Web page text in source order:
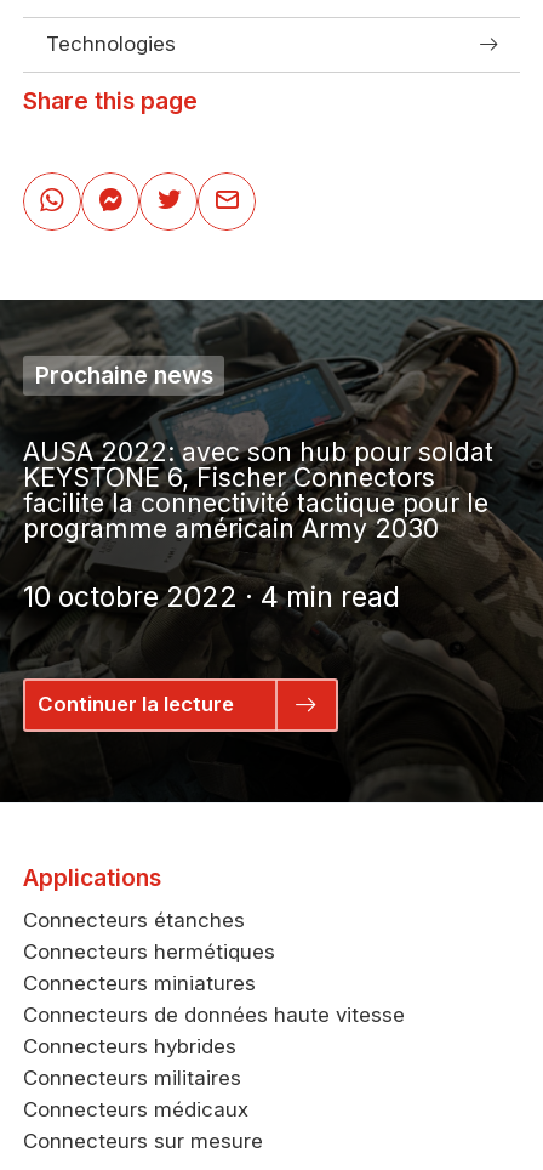
Technologies
Share this page
Prochaine news
AUSA 2022: avec son hub pour soldat
KEYSTONE 6, Fischer Connectors
facilite la connectivité tactique pour le
programme américain Army 2030
10 octobre 2022 · 4 min read
Continuer la lecture
Applications
Connecteurs étanches
Connecteurs hermétiques
Connecteurs miniatures
Connecteurs de données haute vitesse
Connecteurs hybrides
Connecteurs militaires
Connecteurs médicaux
Connecteurs sur mesure